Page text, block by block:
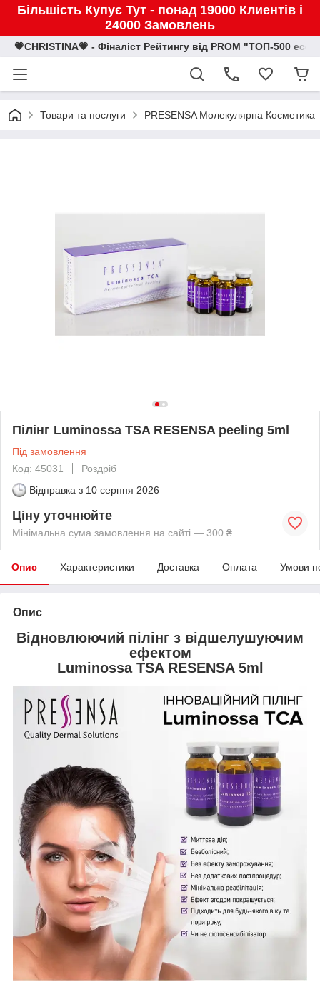
Більшість Купує Тут - понад 19000 Клиентів і
24000 Замовлень
💗CHRISTINA💗 - Фіналіст Рейтингу від PROM "ТОП-500
Товари та послуги PRESENSA Молекулярна Косметика
Пілінг Luminossa TSA RESENSA peeling 5ml
Під замовлення
Код: 45031
Роздріб
Відправка з 10 серпня 2026
Ціну уточнюйте
Мінімальна сума замовлення на сайті — 300 ₴
Опис Характеристики Доставка Оплата Умови
Опис
Відновлюючий пілінг з відшелушуючим
ефектом
Luminossa TSA RESENSA 5ml